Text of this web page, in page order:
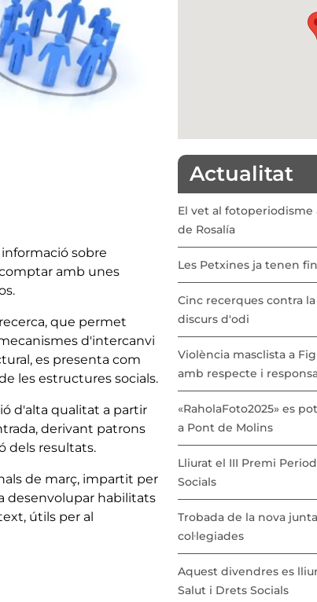
sobre
amb unes
que permet
d'intercanvi
es presenta com
les estructures socials.
d'alta qualitat a partir
derivant patrons
dels resultats.
de març, impartit per
desenvolupar habilitats
útils per al
Actualitat
El vet al fotoperiodisme
de Rosalía
Les Petxines ja tenen
Cinc recerques contra
discurs d'odi
Violència masclista a
amb respecte i
«RaholaFoto2025» es
a Pont de Molins
Lliurat el III Premi
Socials
Trobada de la nova
col·legiades
Aquest divendres es
Salut i Drets Socials